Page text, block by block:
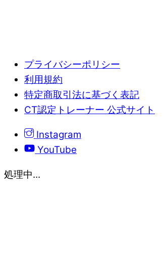
プライバシーポリシー
利用規約
特定商取引法に基づく表記
CT認定トレーナー 公式サイト
Instagram
YouTube
処理中...